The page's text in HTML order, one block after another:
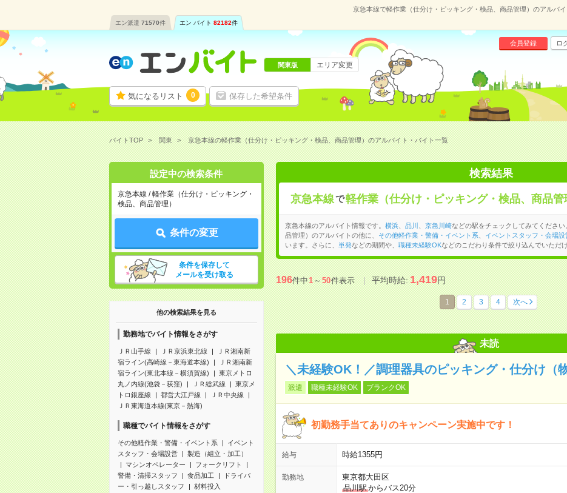
京急本線で軽作業（仕分け・ピッキング・検品、商品管理）のアルバ
エン派遣 71570件 エン バイト 82182件
気になるリスト 0 保存した希望条件
会員登録 ロ
関東版 エリア変更
バイトTOP 関東 京急本線の軽作業（仕分け・ピッキング・検品、商品管理）のアルバイト・バイト一覧
設定中の検索条件
京急本線 / 軽作業（仕分け・ピッキング・
検品、商品管理）
条件の変更
条件を保存して
メールを受け取る
他の検索結果を見る
勤務地でバイト情報をさがす
ＪＲ山手線 ＪＲ京浜東北線
ＪＲ湘南新
宿ライン(高崎線－東海道本線)
ＪＲ湘南新
宿ライン(東北本線－横須賀線)
東京メトロ
丸ノ内線(池袋－荻窪)
ＪＲ総武線
東京メ
トロ銀座線
都営大江戸線
ＪＲ中央線
ＪＲ東海道本線(東京－熱海)
職種でバイト情報をさがす
その他軽作業・警備・イベント系
イベント
スタッフ・会場設営
製造（組立・加工）
マシンオペレーター
フォークリフト
警備・清掃スタッフ
食品加工
ドライバ
ー・引っ越しスタッフ
材料投入
検索結果
京急本線で軽作業（仕分け・ピッキング・検品、商品管
京急本線のアルバイト情報です。 横浜、 品川 京急川崎などの駅をチェックしてみてくださ
品管理）のアルバイトの他に、
その他軽作業・警備・イベント系 イベントスタッフ・会場設
います。さらに、
単発などの期間や、 職種未経験OKなどのこだわり条件で絞り込んでいただけ
196件中1～50件表示 平均時給:1,419円
1 2 3 4 次へ
未読
＼未経験OK！／調理器具のピッキング・仕分け（
派遣 職種未経験OK ブランクOK
初勤務手当てありのキャンペーン実施中です！
給与 時給1355円
勤務地
東京都大田区
品川駅からバス20分